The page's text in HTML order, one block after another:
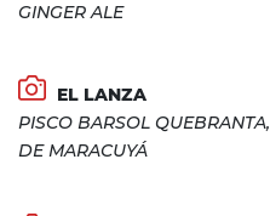
GINGER ALE
EL LANZA
PISCO BARSOL
DE MARACUYÁ